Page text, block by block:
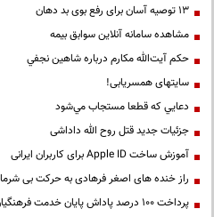
13 توصیه آسان برای رفع بوی بد دهان
مشاهده سامانه آنلاين سوابق بیمه
حكم آيت‌الله مكارم درباره شاهين نجفي
سایتهای همسریابی!
دعايي كه قطعا مستجاب مي‌شود
جزئیات جدید قتل روح الله داداشی
آموزش ساخت Apple ID برای کاربران ایرانی
راز خنده های اصغر فرهادی به حرکت بی
پرداخت ۱۰۰ درصد پاداش پایان خدمت فرهنگیان